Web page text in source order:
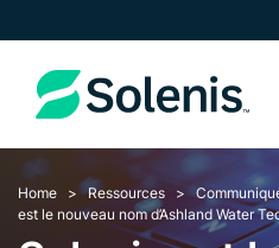
Home Ressources
est le nouveau nom d’Ashland Water